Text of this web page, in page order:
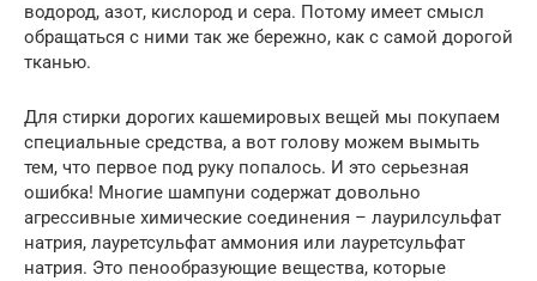
водород, азот, кислород и сера. Потому имеет смысл
обращаться с ними так же бережно, как с самой дорогой
тканью.
Для стирки дорогих кашемировых вещей мы покупаем
специальные средства, а вот голову можем вымыть
тем, что первое под руку попалось. И это серьезная
ошибка! Многие шампуни содержат довольно
агрессивные химические соединения – лаурилсульфат
натрия, лауретсульфат аммония или лауретсульфат
натрия. Это пенообразующие вещества, которые